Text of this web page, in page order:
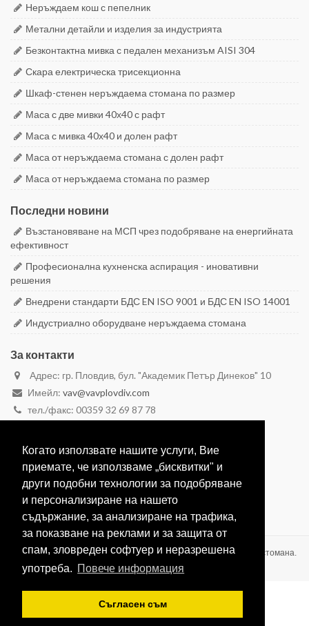
Когато използвате нашите услуги, Вие
приемате, че използваме „бисквитки" и
други подобни технологии за подобряване
и персонализиране на нашето
съдържание, за анализиране на трафика,
за показване на реклами и за защита от
спам, зловреден софтуер и неразрешена
употреба. Повече информация
Съгласен съм
Неръждаем кош с пепелник
Метални детайли и изделия за индустрията
Безконтактна мивка с педален механизъм AISI 304
Скара електрическа трисекционна
Шкаф-стенен неръждаема стомана по размер
Маса с две мивки 40х40 с рафт
Маса с мивка 40х40 и долен рафт
Маса от неръждаема стомана с долен рафт
Маса от неръждаема стомана по размер
Последни новини
Възстановяване на МСП чрез подобряване на енергийната
ефективност
Професионална кухненска аспирация - иновативни
решения
Внедрени стандарти БДС EN ISO 9001 и БДС EN ISO 14001
Индустриално оборудване неръждаема стомана
За контакти
Адрес: гр. Пловдив, бул. "Академик Петър Динеков" 10
Имейл: vav@vavplovdiv.com
тел./факс: 00359 32 69 87 78
моб. 00359 888 26 26 23
ВАВ-1991 ЕООД Производство на оборудване от неръждаема стомана.
2020 © Всички права запазени.